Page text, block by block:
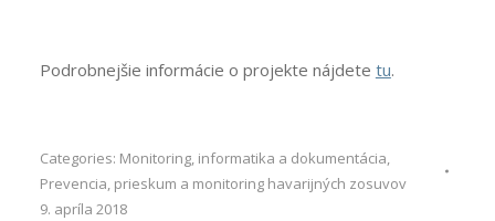
Podrobnejšie informácie o projekte nájdete tu.
Categories: Monitoring, informatika a dokumentácia,
Prevencia, prieskum a monitoring havarijných zosuvov
9. apríla 2018